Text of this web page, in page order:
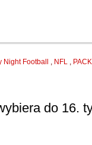
Night Football , NFL ,
do 16.